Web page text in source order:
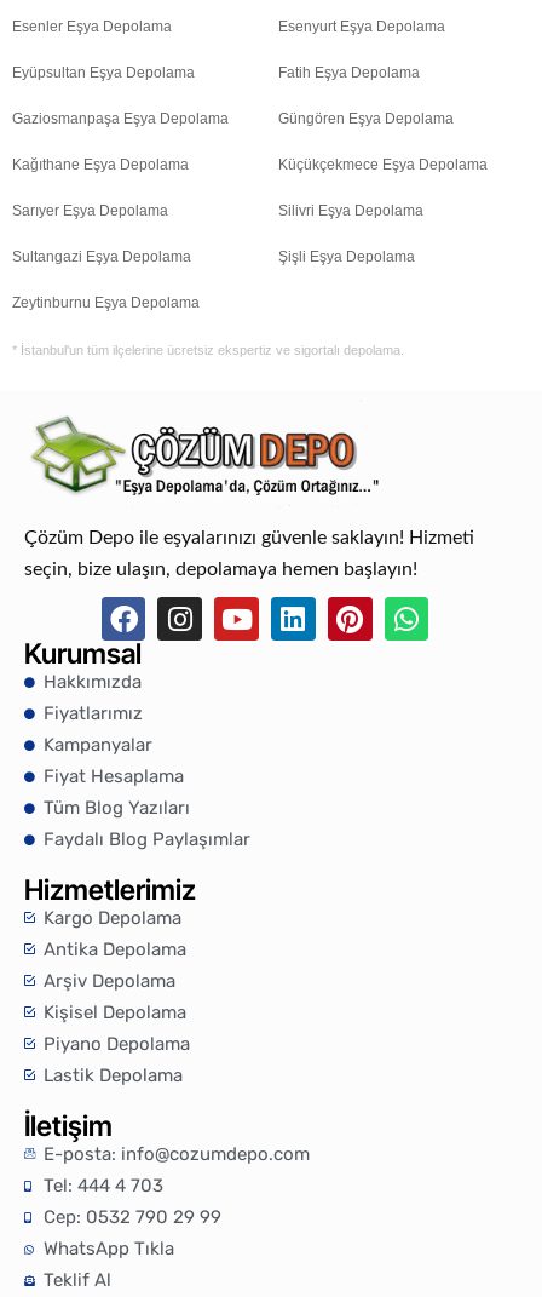
Esenler Eşya Depolama Esenyurt Eşya Depolama
Eyüpsultan Eşya Depolama Fatih Eşya Depolama
Gaziosmanpaşa Eşya Depolama Güngören Eşya Depolama
Kağıthane Eşya Depolama Küçükçekmece Eşya Depolama
Sarıyer Eşya Depolama Silivri Eşya Depolama
Sultangazi Eşya Depolama Şişli Eşya Depolama
Zeytinburnu Eşya Depolama
* İstanbul'un tüm ilçelerine ücretsiz ekspertiz ve sigortalı depolama.
Çözüm Depo ile eşyalarınızı güvenle saklayın! Hizmeti
seçin, bize ulaşın, depolamaya hemen başlayın!
Kurumsal
Hakkımızda
Fiyatlarımız
Kampanyalar
Fiyat Hesaplama
Tüm Blog Yazıları
Faydalı Blog Paylaşımlar
Hizmetlerimiz
Kargo Depolama
Antika Depolama
Arşiv Depolama
Kişisel Depolama
Piyano Depolama
Lastik Depolama
İletişim
E-posta: info@cozumdepo.com
Tel: 444 4 703
Cep: 0532 790 29 99
WhatsApp Tıkla
Teklif Al